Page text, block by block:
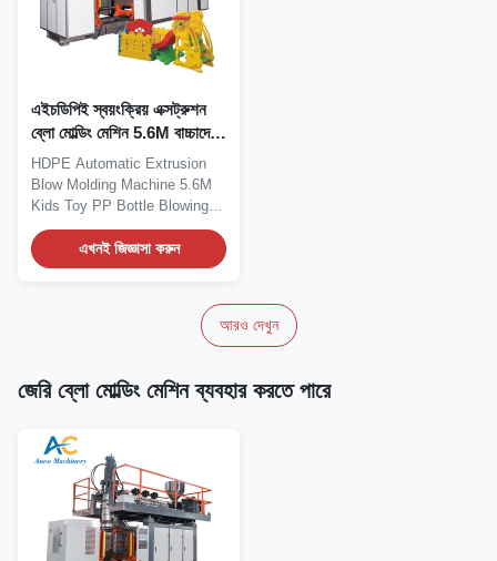
এইচডিপিই স্বয়ংক্রিয় এক্সট্রুশন
ব্লো মোল্ডিং মেশিন 5.6M বাচ্চাদের
খেলনা পিপি বোতল ব্লো মেশিন
HDPE Automatic Extrusion
Blow Molding Machine 5.6M
Kids Toy PP Bottle Blowing
Machine for Plastic...
এখনই জিজ্ঞাসা করুন
আরও দেখুন
জেরি ব্লো মোল্ডিং মেশিন ব্যবহার করতে পারে